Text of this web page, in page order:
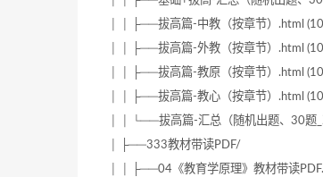
│ │ ├──拔高篇-中教（按章节）.html
│ │ ├──拔高篇-外教（按章节）.html
│ │ ├──拔高篇-教原（按章节）.html
│ │ ├──拔高篇-教心（按章节）.html
│ │ └──拔高篇-汇总（随机出题、30题
│ ├──333教材带读PDF/
│ │ ├──04《教育学原理》教材带读